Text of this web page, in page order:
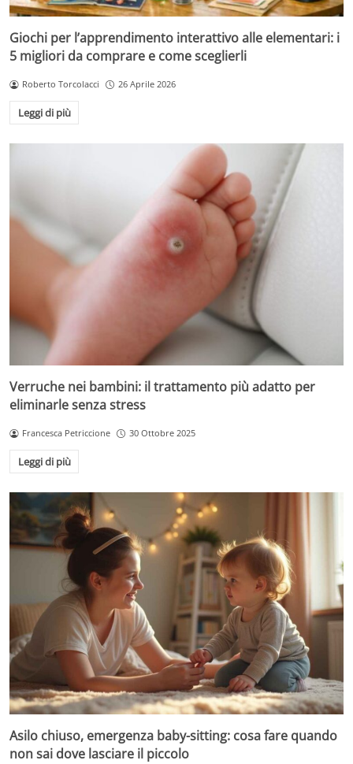
Giochi per l’apprendimento interattivo alle elementari: i
5 migliori da comprare e come sceglierli
Roberto Torcolacci 26 Aprile 2026
Leggi di più
Verruche nei bambini: il trattamento più adatto per
eliminarle senza stress
Francesca Petriccione 30 Ottobre 2025
Leggi di più
Asilo chiuso, emergenza baby-sitting: cosa fare quando
non sai dove lasciare il piccolo